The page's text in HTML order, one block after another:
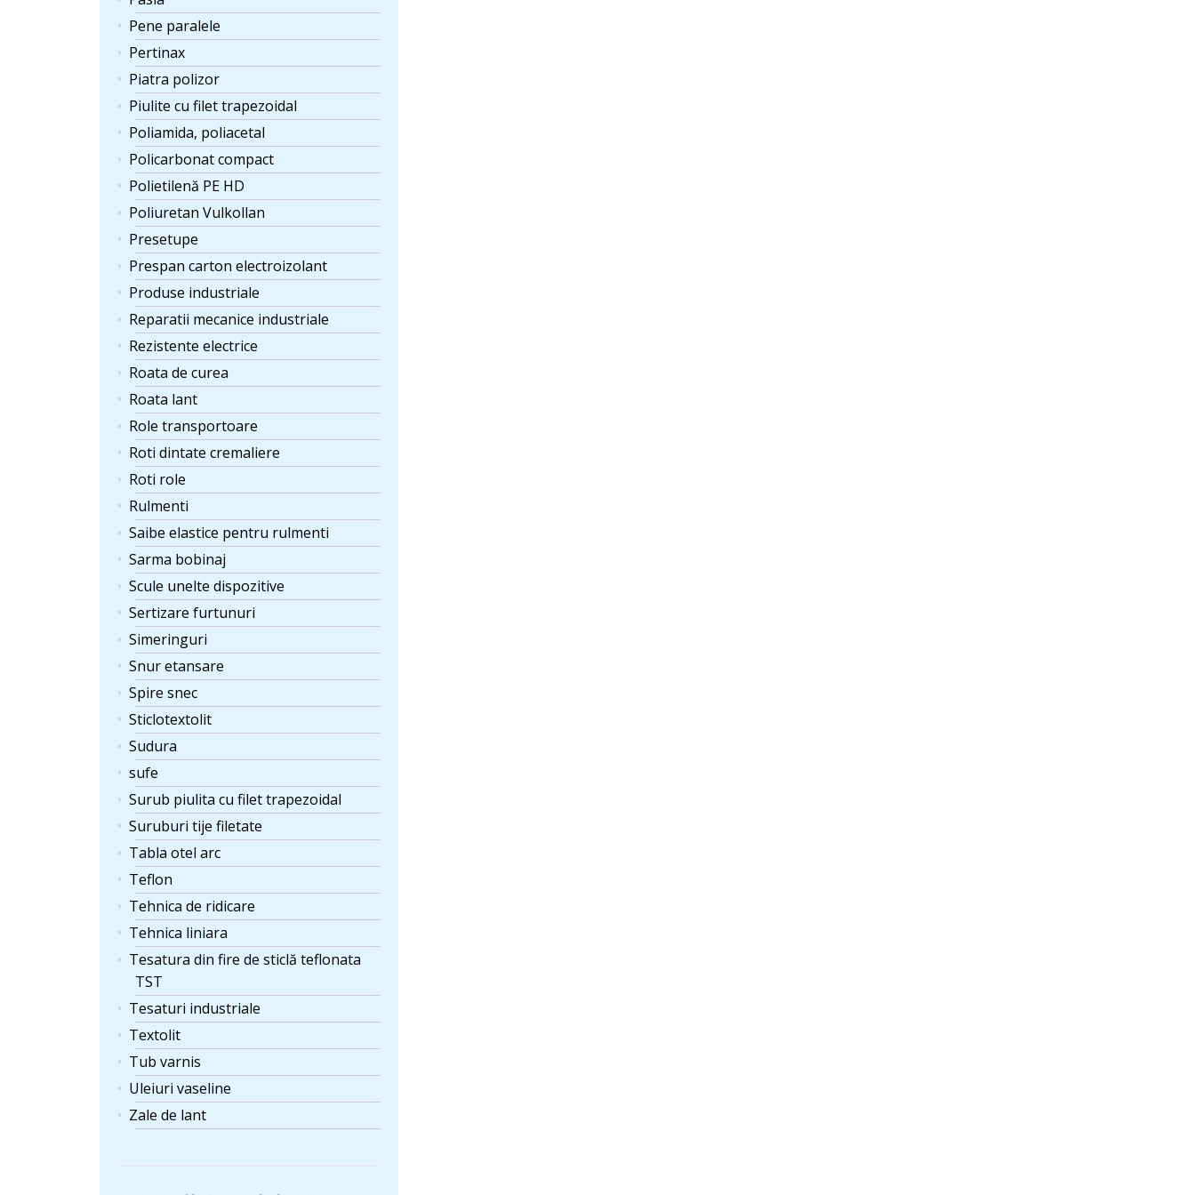
Pene paralele
Pertinax
Piatra polizor
Piulite cu filet trapezoidal
Poliamida, poliacetal
Policarbonat compact
Polietilenă PE HD
Poliuretan Vulkollan
Presetupe
Prespan carton electroizolant
Produse industriale
Reparatii mecanice industriale
Rezistente electrice
Roata de curea
Roata lant
Role transportoare
Roti dintate cremaliere
Roti role
Rulmenti
Saibe elastice pentru rulmenti
Sarma bobinaj
Scule unelte dispozitive
Sertizare furtunuri
Simeringuri
Snur etansare
Spire snec
Sticlotextolit
Sudura
sufe
Surub piulita cu filet trapezoidal
Suruburi tije filetate
Tabla otel arc
Teflon
Tehnica de ridicare
Tehnica liniara
Tesatura din fire de sticlă teflonata
TST
Tesaturi industriale
Textolit
Tub varnis
Uleiuri vaseline
Zale de lant